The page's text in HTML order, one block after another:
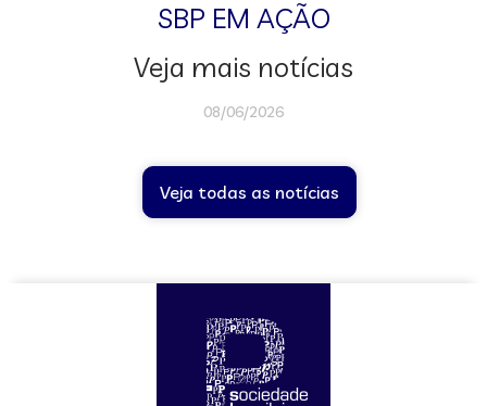
SBP EM AÇÃO
Veja mais notícias
08/06/2026
Veja todas as notícias